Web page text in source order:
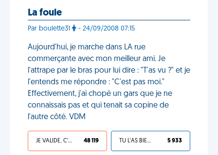
La foule
Par boulette31 - 24/09/2008 07:15
Aujourd'hui, je marche dans LA rue
commerçante avec mon meilleur ami. Je
l'attrape par le bras pour lui dire : "T'as vu ?" et je
l'entends me répondre : "C'est pas moi."
Effectivement, j'ai chopé un gars que je ne
connaissais pas et qui tenait sa copine de
l'autre côté. VDM
JE VALIDE, C'EST UNE VDM 48 119 TU L'AS BIEN MÉRITÉ 5 933